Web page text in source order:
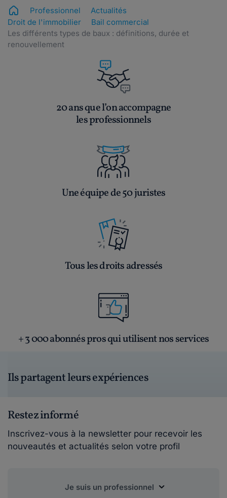
Professionnel
Actualités
Droit de l'immobilier
Bail commercial
Les différents types de baux : définitions, durée et
renouvellement
20 ans que l’on accompagne
les professionnels
Une équipe de 50 juristes
Tous les droits adressés
+ 3 000 abonnés pros qui utilisent nos services
Ils partagent leurs expériences
Restez informé
Inscrivez-vous à la newsletter pour recevoir les
nouveautés et actualités selon votre profil